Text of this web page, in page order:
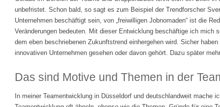
unbefristet. Schon bald, so sagt es zum Beispiel der Trendforscher
Unternehmen beschäftigt sein, von „freiwilligen Jobnomaden“ ist die
Veränderungen bedeuten. Mit dieser Entwicklung beschäftige ich
dem eben beschriebenen Zukunftstrend einhergehen wird. Sicher
innovativen Unternehmen gesehen oder davon gehört. Dazu später
Das sind Motive und Themen in der
In meiner Teamentwicklung in Düsseldorf und deutschlandweit